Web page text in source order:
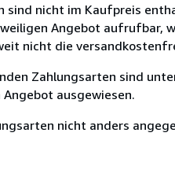
sind nicht im Kaufpreis
Angebot aufrufbar,
nicht die
Zahlungsarten sind
ausgewiesen.
nicht anders